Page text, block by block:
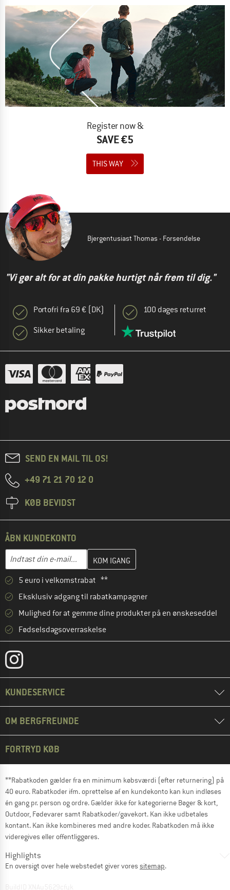
Register now &
SAVE €5
THIS WAY
Bjergentusiast Thomas - Forsendelse
"Vi gør alt for at din pakke hurtigt når frem til dig."
Portofri fra 69 € (DK)
Sikker betaling
100 dages returret
SEND EN MAIL TIL OS!
+49 71 21 70 12 0
KØB BEVIDST
ÅBN KUNDEKONTO
E-mail-adresse
Indtast din e-mailadresse her, og opret i næste trin din
5 euro i velkomstrabat **
Eksklusiv adgang til rabatkampagner
Mulighed for at gemme dine produkter på en ønskeseddel
Fødselsdagsoverraskelse
KUNDESERVICE
OM BERGFREUNDE
FORTRYD KØB
**Rabatkoden gælder fra en minimum købsværdi (efter returnering) på
40 euro. Rabatkoder ifm. oprettelse af en kundekonto kan kun indløses
én gang pr. person og ordre. Gælder ikke for kategorierne Bøger & kort,
Outdoor, Fødevarer samt Rabatkoder/gavekort. Kan ikke udbetales
kontant. Kan ikke kombineres med andre koder. Rabatkoden må ikke
videregives eller offentliggøres.
Highlights
En oversigt over hele webstedet giver voressitemap.